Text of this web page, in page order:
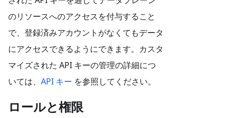
のリソースへのアクセスを付与すること
で、登録済みアカウントがなくてもデータ
にアクセスできるようにできます。カスタ
マイズされた API キーの管理の詳細につ
いては、 API キー を参照してください。
ロールと権限